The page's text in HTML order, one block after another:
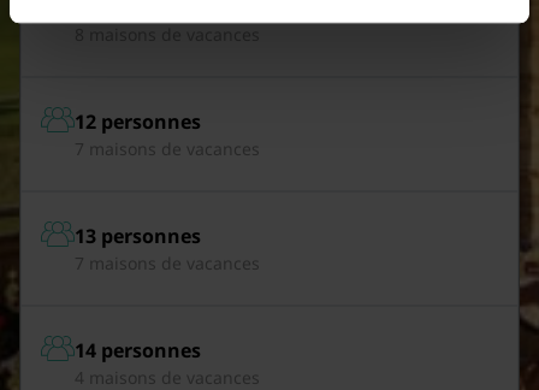
12 personnes
7 maisons de vacances
13 personnes
7 maisons de vacances
14 personnes
4 maisons de vacances